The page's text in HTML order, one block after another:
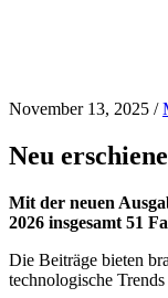
November 13, 2025 /
Neu
Mit der neuen
2026 insgesamt 51
Die Beiträge bieten
technologische